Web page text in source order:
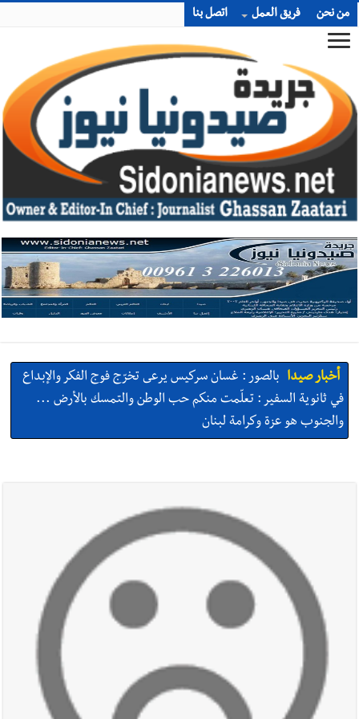
من نحن فريق العمل اتصل بنا
أخبار صيدا بالصور : غسان سركيس يرعى تخرّج فوج الفكر والإبداع
في ثانوية السفير : تعلّمت منكم حب الوطن والتمسك بالأرض ...
والجنوب هو عزة وكرامة لبنان
بلدية صيدا : حجز مركبتي توكتوك وتغريم صاحبهما
بسبب الإزعاج الصوتي
أخبار صيدا
We are hiring in Saida - Apply now before 14
august ...مطلوب موظفة للعمل في الأكاديمية الدولية لبناء
أخبار صيدا
بلدية صيدا ومؤسسة الحريري تعقدان الاجتماع
التشاوري الأول للمرصد الحضري